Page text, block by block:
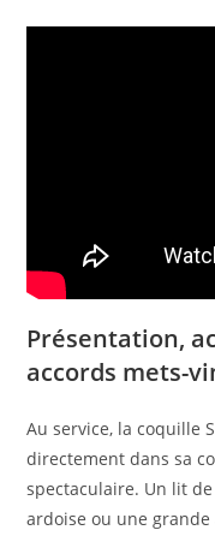
Présentation,
accords mets-
Au service, la coquille
directement dans sa
spectaculaire. Un lit
ardoise ou une